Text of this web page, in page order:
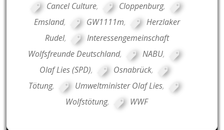
Cancel Culture, Cloppenburg,
Emsland, GW1111m,
Herzlaker
Rudel,
Interessengemeinschaft
Wolfsfreunde Deutschland, NABU,
Olaf Lies (SPD), Osnabrück,
Tötung, Umweltminister Olaf Lies,
Wolfstötung, WWF